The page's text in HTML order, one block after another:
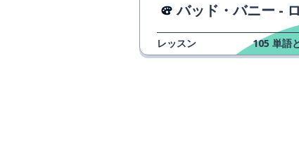
バッド・バニー - ロス・
レッスン 105 単語